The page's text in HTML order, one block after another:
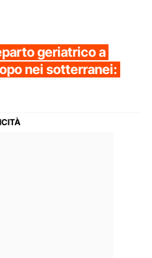
geriatrico a
nei sotterranei: